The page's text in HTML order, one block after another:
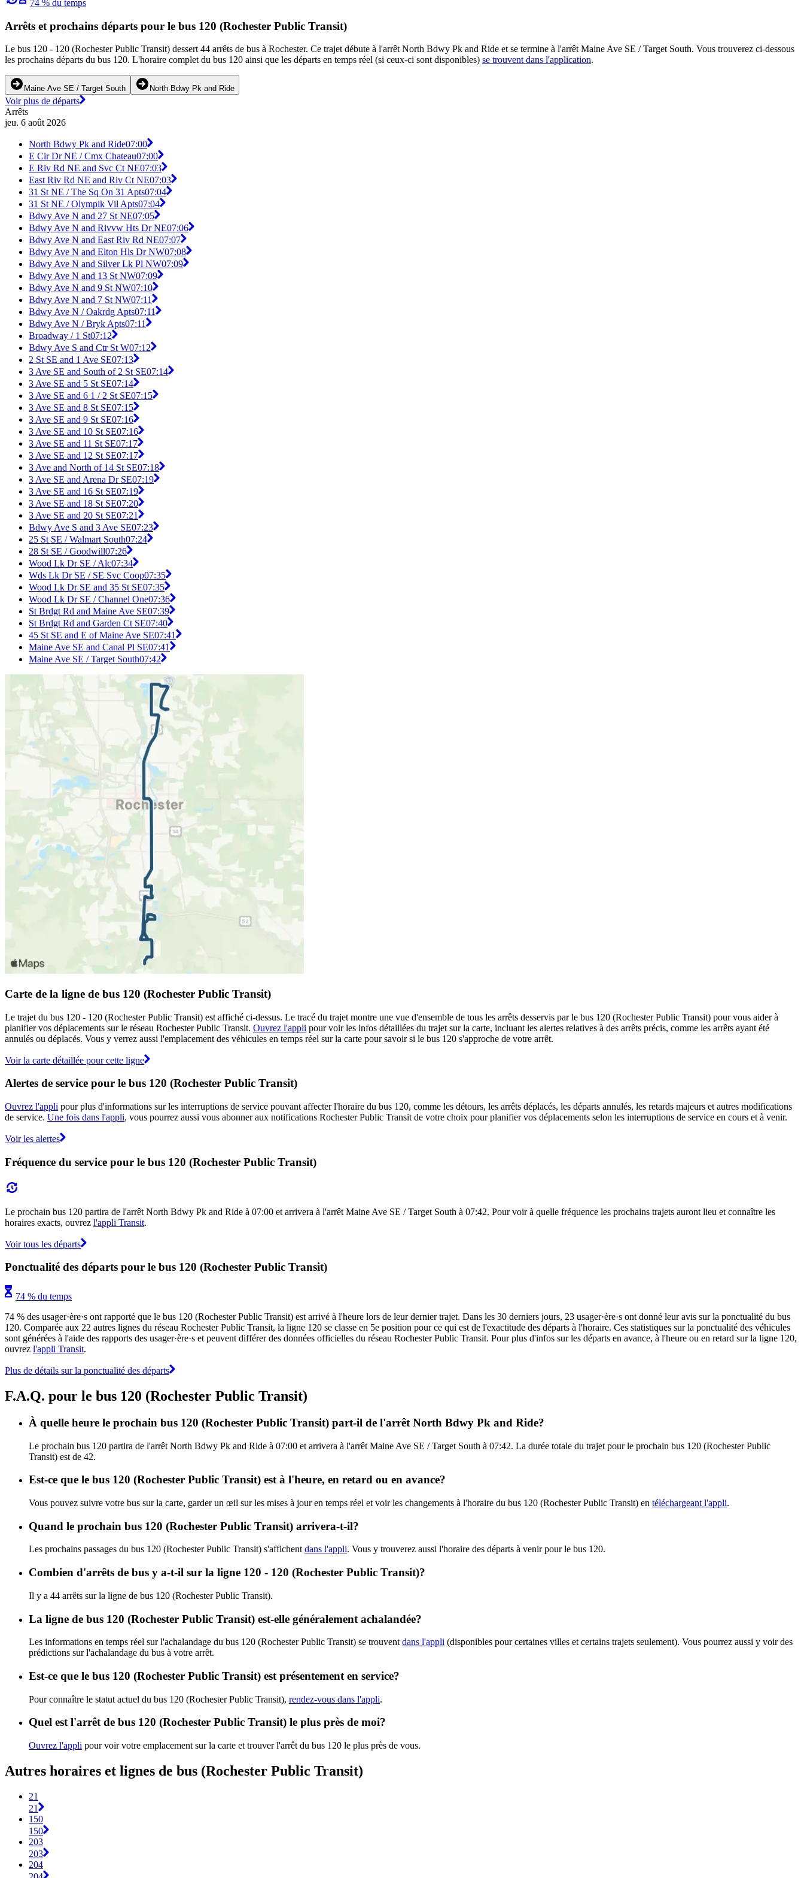
74 % du temps
Arrêts et prochains départs pour le bus 120 (Rochester Public Transit)
Le bus 120 - 120 (Rochester Public Transit) dessert 44 arrêts de bus à Rochester. Ce trajet débute à l'arrêt North Bdwy Pk and Ride et se termine à l'arrêt Maine Ave SE / Target South. Vous trouverez ci-dessous
les prochains départs du bus 120. L'horaire complet du bus 120 ainsi que les départs en temps réel (si ceux-ci sont disponibles) se trouvent dans l'application.
Maine Ave SE / Target South North Bdwy Pk and Ride
Voir plus de départs
Arrêts
jeu. 6 août 2026
North Bdwy Pk and Ride07:00
E Cir Dr NE / Cmx Chateau07:00
E Riv Rd NE and Svc Ct NE07:03
East Riv Rd NE and Riv Ct NE07:03
31 St NE / The Sq On 31 Apts07:04
31 St NE / Olympik Vil Apts07:04
Bdwy Ave N and 27 St NE07:05
Bdwy Ave N and Rivvw Hts Dr NE07:06
Bdwy Ave N and East Riv Rd NE07:07
Bdwy Ave N and Elton Hls Dr NW07:08
Bdwy Ave N and Silver Lk Pl NW07:09
Bdwy Ave N and 13 St NW07:09
Bdwy Ave N and 9 St NW07:10
Bdwy Ave N and 7 St NW07:11
Bdwy Ave N / Oakrdg Apts07:11
Bdwy Ave N / Bryk Apts07:11
Broadway / 1 St07:12
Bdwy Ave S and Ctr St W07:12
2 St SE and 1 Ave SE07:13
3 Ave SE and South of 2 St SE07:14
3 Ave SE and 5 St SE07:14
3 Ave SE and 6 1 / 2 St SE07:15
3 Ave SE and 8 St SE07:15
3 Ave SE and 9 St SE07:16
3 Ave SE and 10 St SE07:16
3 Ave SE and 11 St SE07:17
3 Ave SE and 12 St SE07:17
3 Ave and North of 14 St SE07:18
3 Ave SE and Arena Dr SE07:19
3 Ave SE and 16 St SE07:19
3 Ave SE and 18 St SE07:20
3 Ave SE and 20 St SE07:21
Bdwy Ave S and 3 Ave SE07:23
25 St SE / Walmart South07:24
28 St SE / Goodwill07:26
Wood Lk Dr SE / Alc07:34
Wds Lk Dr SE / SE Svc Coop07:35
Wood Lk Dr SE and 35 St SE07:35
Wood Lk Dr SE / Channel One07:36
St Brdgt Rd and Maine Ave SE07:39
St Brdgt Rd and Garden Ct SE07:40
45 St SE and E of Maine Ave SE07:41
Maine Ave SE and Canal Pl SE07:41
Maine Ave SE / Target South07:42
Carte de la ligne de bus 120 (Rochester Public Transit)
Le trajet du bus 120 - 120 (Rochester Public Transit) est affiché ci-dessus. Le tracé du trajet montre une vue d'ensemble de tous les arrêts desservis par le bus 120 (Rochester Public Transit) pour vous aider à
planifier vos déplacements sur le réseau Rochester Public Transit. Ouvrez l'appli pour voir les infos détaillées du trajet sur la carte, incluant les alertes relatives à des arrêts précis, comme les arrêts ayant été
annulés ou déplacés. Vous y verrez aussi l'emplacement des véhicules en temps réel sur la carte pour savoir si le bus 120 s'approche de votre arrêt.
Voir la carte détaillée pour cette ligne
Alertes de service pour le bus 120 (Rochester Public Transit)
Ouvrez l'appli pour plus d'informations sur les interruptions de service pouvant affecter l'horaire du bus 120, comme les détours, les arrêts déplacés, les départs annulés, les retards majeurs et autres modifications
de service. Une fois dans l'appli, vous pourrez aussi vous abonner aux notifications Rochester Public Transit de votre choix pour planifier vos déplacements selon les interruptions de service en cours et à venir.
Voir les alertes
Fréquence du service pour le bus 120 (Rochester Public Transit)
Le prochain bus 120 partira de l'arrêt North Bdwy Pk and Ride à 07:00 et arrivera à l'arrêt Maine Ave SE / Target South à 07:42. Pour voir à quelle fréquence les prochains trajets auront lieu et connaître les
horaires exacts, ouvrez l'appli Transit.
Voir tous les départs
Ponctualité des départs pour le bus 120 (Rochester Public Transit)
74 % du temps
74 % des usager·ère·s ont rapporté que le bus 120 (Rochester Public Transit) est arrivé à l'heure lors de leur dernier trajet. Dans les 30 derniers jours, 23 usager·ère·s ont donné leur avis sur la ponctualité du bus
120. Comparée aux 22 autres lignes du réseau Rochester Public Transit, la ligne 120 se classe en 5e position pour ce qui est de l'exactitude des départs à l'horaire. Ces statistiques sur la ponctualité des véhicules
sont générées à l'aide des rapports des usager·ère·s et peuvent différer des données officielles du réseau Rochester Public Transit. Pour plus d'infos sur les départs en avance, à l'heure ou en retard sur la ligne 120,
ouvrez l'appli Transit.
Plus de détails sur la ponctualité des départs
F.A.Q. pour le bus 120 (Rochester Public Transit)
À quelle heure le prochain bus 120 (Rochester Public Transit) part-il de l'arrêt North Bdwy Pk and Ride?
Le prochain bus 120 partira de l'arrêt North Bdwy Pk and Ride à 07:00 et arrivera à l'arrêt Maine Ave SE / Target South à 07:42. La durée totale du trajet pour le prochain bus 120 (Rochester Public
Transit) est de 42.
Est-ce que le bus 120 (Rochester Public Transit) est à l'heure, en retard ou en avance?
Vous pouvez suivre votre bus sur la carte, garder un œil sur les mises à jour en temps réel et voir les changements à l'horaire du bus 120 (Rochester Public Transit) en téléchargeant l'appli.
Quand le prochain bus 120 (Rochester Public Transit) arrivera-t-il?
Les prochains passages du bus 120 (Rochester Public Transit) s'affichent dans l'appli. Vous y trouverez aussi l'horaire des départs à venir pour le bus 120.
Combien d'arrêts de bus y a-t-il sur la ligne 120 - 120 (Rochester Public Transit)?
Il y a 44 arrêts sur la ligne de bus 120 (Rochester Public Transit).
La ligne de bus 120 (Rochester Public Transit) est-elle généralement achalandée?
Les informations en temps réel sur l'achalandage du bus 120 (Rochester Public Transit) se trouvent dans l'appli (disponibles pour certaines villes et certains trajets seulement). Vous pourrez aussi y voir des
prédictions sur l'achalandage du bus à votre arrêt.
Est-ce que le bus 120 (Rochester Public Transit) est présentement en service?
Pour connaître le statut actuel du bus 120 (Rochester Public Transit), rendez-vous dans l'appli.
Quel est l'arrêt de bus 120 (Rochester Public Transit) le plus près de moi?
Ouvrez l'appli pour voir votre emplacement sur la carte et trouver l'arrêt du bus 120 le plus près de vous.
Autres horaires et lignes de bus (Rochester Public Transit)
21
21
150
150
203
203
204